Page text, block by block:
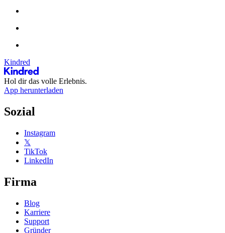
Kindred
Hol dir das volle Erlebnis.
App herunterladen
Sozial
Instagram
𝕏
TikTok
LinkedIn
Firma
Blog
Karriere
Support
Gründer